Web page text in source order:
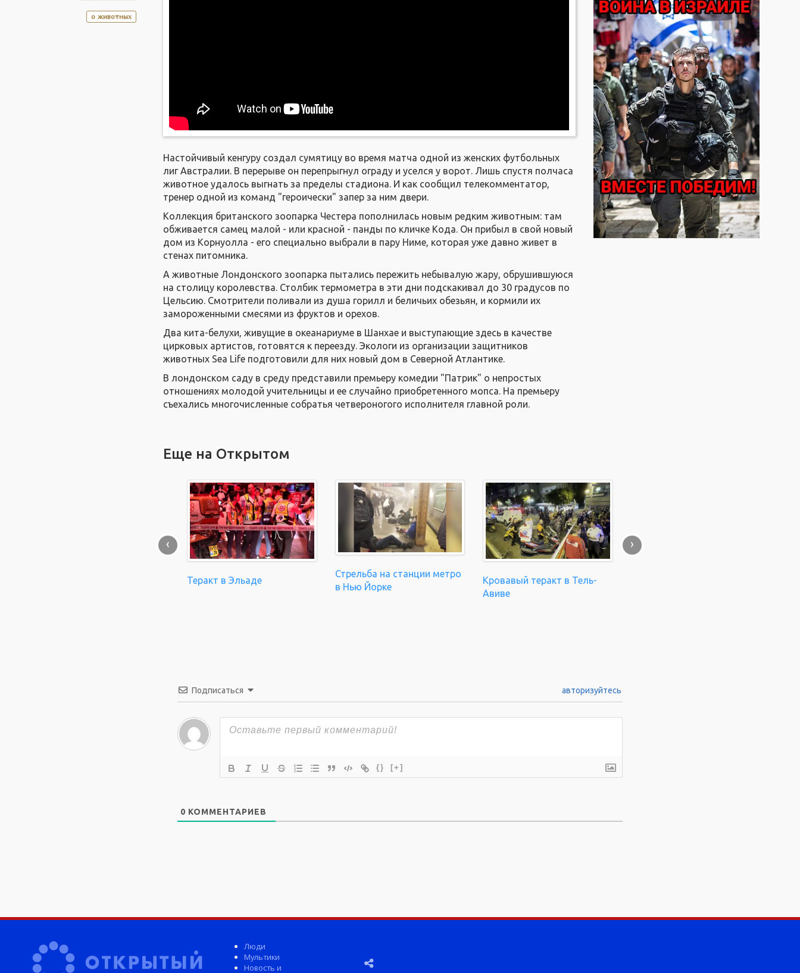
о животных
Настойчивый кенгуру создал сумятицу во время матча одной из женских футбольных
лиг Австралии. В перерыве он перепрыгнул ограду и уселся у ворот. Лишь спустя полчаса
животное удалось выгнать за пределы стадиона. И как сообщил телекомментатор,
тренер одной из команд "героически" запер за ним двери.
Коллекция британского зоопарка Честера пополнилась новым редким животным: там
обживается самец малой - или красной - панды по кличке Кода. Он прибыл в свой новый
дом из Корнуолла - его специально выбрали в пару Ниме, которая уже давно живет в
стенах питомника.
А животные Лондонского зоопарка пытались пережить небывалую жару, обрушившуюся
на столицу королевства. Столбик термометра в эти дни подскакивал до 30 градусов по
Цельсию. Смотрители поливали из душа горилл и беличьих обезьян, и кормили их
замороженными смесями из фруктов и орехов.
Два кита-белухи, живущие в океанариуме в Шанхае и выступающие здесь в качестве
цирковых артистов, готовятся к переезду. Экологи из организации защитников
животных Sea Life подготовили для них новый дом в Северной Атлантике.
В лондонском саду в среду представили премьеру комедии "Патрик" о непростых
отношениях молодой учительницы и ее случайно приобретенного мопса. На премьеру
съехались многочисленные собратья четвероногого исполнителя главной роли.
Еще на Открытом
Теракт в Эльаде
Стрельба на станции метро
в Нью Йорке
Кровавый теракт в Тель-
Авиве
‹ ›
Подписаться авторизуйтесь
{} [+]
0 КОММЕНТАРИЕВ
Люди
Мультики
Новость и